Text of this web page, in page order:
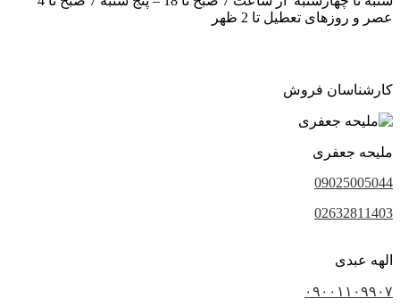
عصر و روزهای تعطیل تا 2 ظهر
کارشناسان فروش
ملیحه جعفری
09025005044
02632811403
الهه عبدی
۰۹۰۰۱۱۰۹۹۰۷